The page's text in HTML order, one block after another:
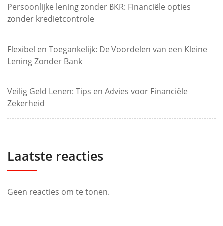
Persoonlijke lening zonder BKR: Financiële opties
zonder kredietcontrole
Flexibel en Toegankelijk: De Voordelen van een Kleine
Lening Zonder Bank
Veilig Geld Lenen: Tips en Advies voor Financiële
Zekerheid
Laatste reacties
Geen reacties om te tonen.